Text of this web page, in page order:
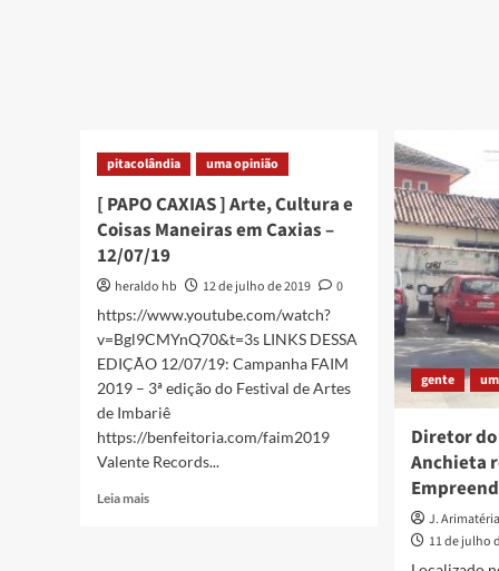
Ramos
pitacolândia uma opinião
[ PAPO CAXIAS ] Arte, Cultura e
Coisas Maneiras em Caxias –
12/07/19
heraldo hb 12 de julho de 2019
0
https://www.youtube.com/watch?
v=Bgl9CMYnQ70&t=3s LINKS DESSA
EDIÇÃO 12/07/19: Campanha FAIM
2019 – 3ª edição do Festival de Artes
de Imbariê
https://benfeitoria.com/faim2019
Valente Records...
Leia maisRead
gente
Diretor
Anchieta
J.
11 de julho